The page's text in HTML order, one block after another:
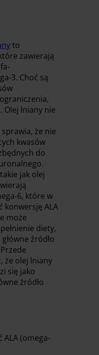
to
zawierają
3. Choć są
Olej lniany nie
że nie
kwasów
do
jak olej
6, które w
konwersję ALA
może
diety,
źródło
że olej lniany
się jako
źródło
ALA (omega-